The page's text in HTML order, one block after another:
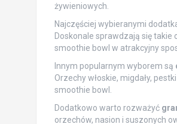
żywieniowych.
Najczęściej wybieranymi
Doskonale sprawdzają się takie
smoothie bowl w atrakcyjny
Innym popularnym wyborem są
Orzechy włoskie, migdały,
smoothie bowl.
Dodatkowo warto rozważyć
orzechów, nasion i suszonych